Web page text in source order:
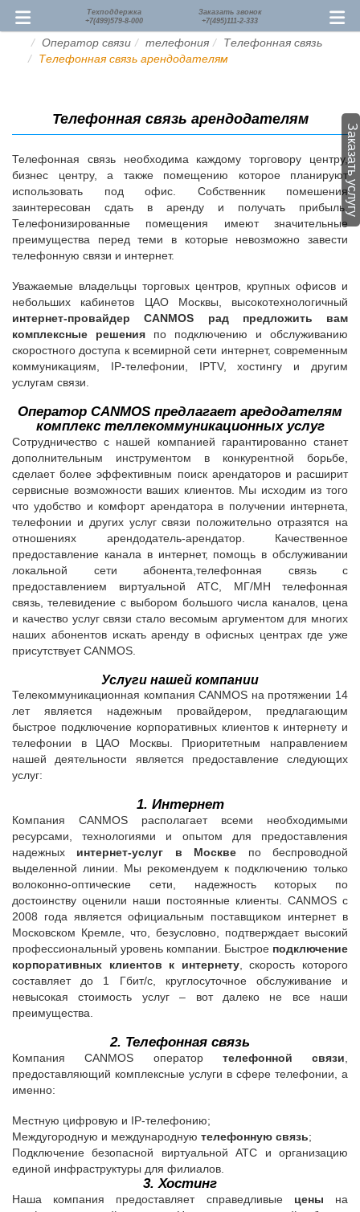
Заказать услугу
Техподдержка
+7(499)579-8-000
Заказать звонок
+7(495)111-2-333
Оператор связи телефония
Телефонная связь
Телефонная связь арендодателям
Телефонная связь арендодателям
Телефонная связь необходима каждому торговору центру,
бизнес центру, а также помещению которое планируют
использовать под офис. Собственник помешения
заинтересован сдать в аренду и получать прибыль.
Телефонизированные помещения имеют значительные
преимущества перед теми в которые невозможно завести
телефонную связи и интернет.
Уважаемые владельцы торговых центров, крупных офисов и
небольших кабинетов ЦАО Москвы, высокотехнологичный
интернет-провайдер CANMOS рад предложить вам
комплексные решения по подключению и обслуживанию
скоростного доступа к всемирной сети интернет, современным
коммуникациям, IP-телефонии, IPTV, хостингу и другим
услугам связи.
Оператор CANMOS предлагает аредодателям
комплекс теллекоммуникационных услуг
Сотрудничество с нашей компанией гарантированно станет
дополнительным инструментом в конкурентной борьбе,
сделает более эффективным поиск арендаторов и расширит
сервисные возможности ваших клиентов. Мы исходим из того
что удобство и комфорт арендатора в получении интернета,
телефонии и других услуг связи положительно отразятся на
отношениях арендодатель-арендатор. Качественное
предоставление канала в интернет, помощь в обслуживании
локальной сети абонента,телефонная связь с
предоставлением виртуальной АТС, МГ/МН телефонная
связь, телевидение с выбором большого числа каналов, цена
и качество услуг связи стало весомым аргументом для многих
наших абонентов искать аренду в офисных центрах где уже
присутствует CANMOS.
Услуги нашей компании
Телекоммуникационная компания CANMOS на протяжении 14
лет является надежным провайдером, предлагающим
быстрое подключение корпоративных клиентов к интернету и
телефонии в ЦАО Москвы. Приоритетным направлением
нашей деятельности является предоставление следующих
услуг:
1. Интернет
Компания CANMOS располагает всеми необходимыми
ресурсами, технологиями и опытом для предоставления
надежных интернет-услуг в Москве по беспроводной
выделенной линии. Мы рекомендуем к подключению только
волоконно-оптические сети, надежность которых по
достоинству оценили наши постоянные клиенты. CANMOS с
2008 года является официальным поставщиком интернет в
Московском Кремле, что, безусловно, подтверждает высокий
профессиональный уровень компании. Быстрое подключение
корпоративных клиентов к интернету, скорость которого
составляет до 1 Гбит/с, круглосуточное обслуживание и
невысокая стоимость услуг – вот далеко не все наши
преимущества.
2. Телефонная связь
Компания CANMOS оператор телефонной связи
предоставляющий комплексные услуги в сфере телефонии, а
именно:
Местную цифровую и IP-телефонию;
Междугородную и международную телефонную связь;
Подключение безопасной виртуальной АТС и организацию
единой инфраструктуры для филиалов.
3. Хостинг
Наша компания предоставляет справедливые цены на